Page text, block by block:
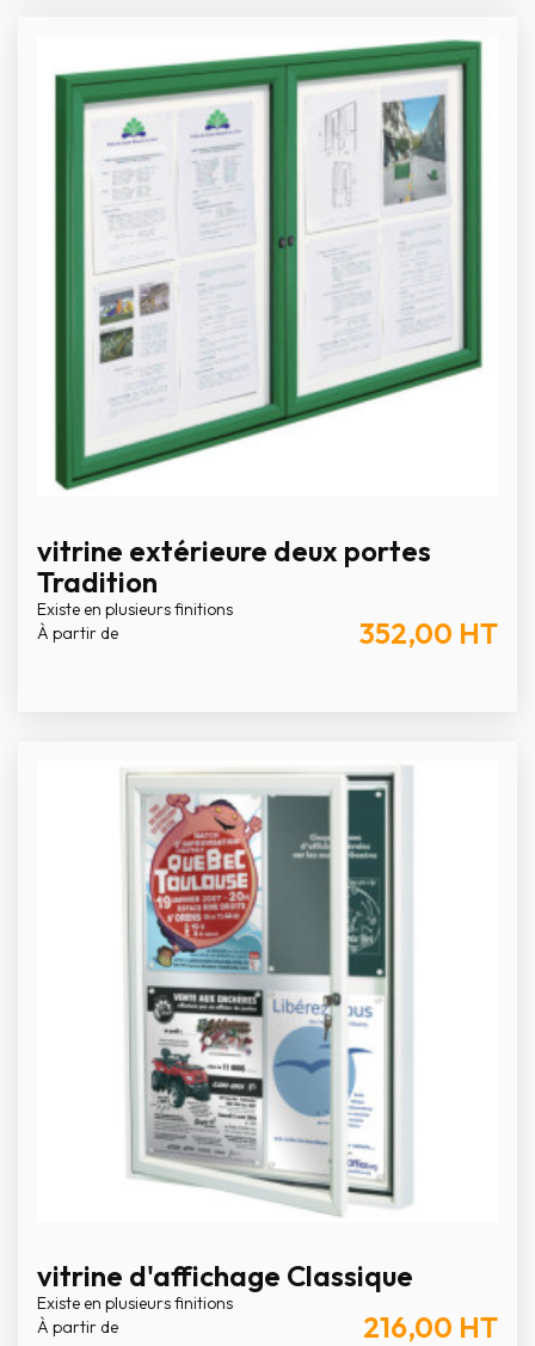
vitrine extérieure deux portes
Tradition
Existe en plusieurs finitions
À partir de
352,00 HT
vitrine d'affichage Classique
Existe en plusieurs finitions
À partir de
216,00 HT